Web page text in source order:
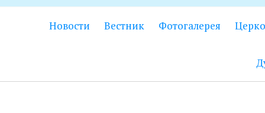
Новости Вестник Фотогалерея
Храм:Главный вход на
Часовня Св.Серафима Саровского:
06.00 до 22.00 (по звонку